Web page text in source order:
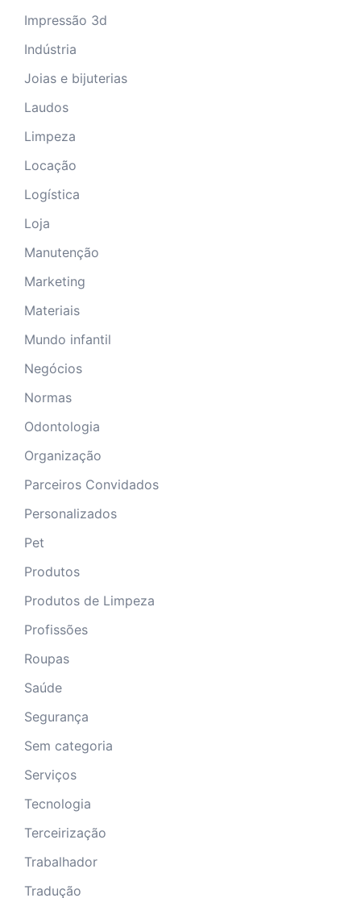
Impressão 3d
Indústria
Joias e bijuterias
Laudos
Limpeza
Locação
Logística
Loja
Manutenção
Marketing
Materiais
Mundo infantil
Negócios
Normas
Odontologia
Organização
Parceiros Convidados
Personalizados
Pet
Produtos
Produtos de Limpeza
Profissões
Roupas
Saúde
Segurança
Sem categoria
Serviços
Tecnologia
Terceirização
Trabalhador
Tradução